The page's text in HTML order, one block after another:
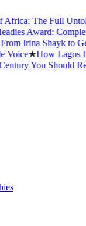
The Full Untold
Award: Complete
Irina Shayk to
★How Lagos
You Should